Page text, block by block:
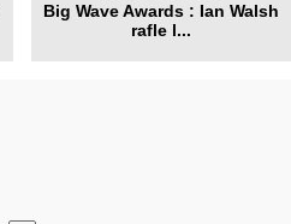
Big Wave Awards : Ian Walsh
rafle l...